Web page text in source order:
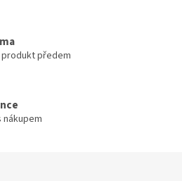
předem
nákupem